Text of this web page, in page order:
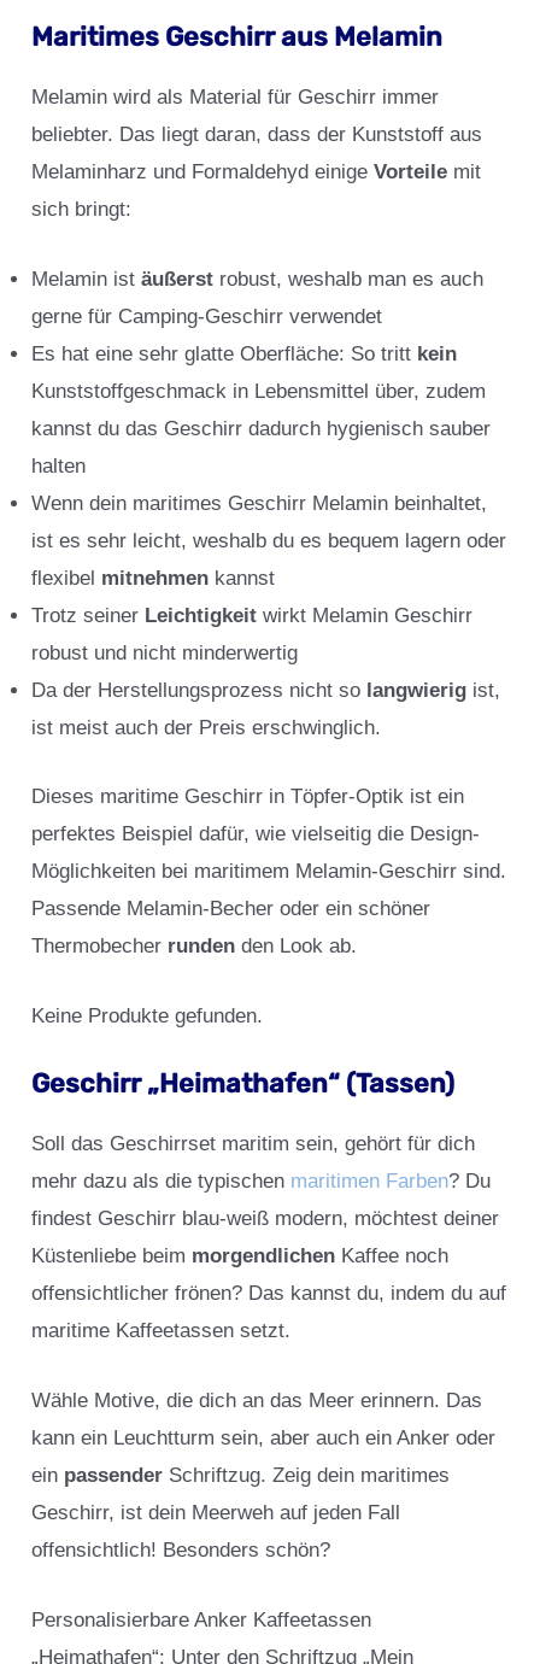
Maritimes Geschirr aus Melamin
Melamin wird als Material für Geschirr immer
beliebter. Das liegt daran, dass der Kunststoff aus
Melaminharz und Formaldehyd einigeVorteile mit
sich bringt:
Melamin istäußerst robust, weshalb man es auch
gerne für Camping-Geschirr verwendet
Es hat eine sehr glatte Oberfläche: So tritt kein
Kunststoffgeschmack in Lebensmittel über, zudem
kannst du das Geschirr dadurch hygienisch sauber
halten
Wenn dein maritimes Geschirr Melamin beinhaltet,
ist es sehr leicht, weshalb du es bequem lagern oder
flexibel mitnehmen kannst
Trotz seiner Leichtigkeitwirkt Melamin Geschirr
robust und nicht minderwertig
Da der Herstellungsprozess nicht so langwierig ist,
ist meist auch der Preis erschwinglich.
Dieses maritime Geschirr in Töpfer-Optik ist ein
perfektes Beispiel dafür, wie vielseitig die Design-
Möglichkeiten bei maritimem Melamin-Geschirr sind.
Passende Melamin-Becher oder ein schöner
Thermobecher runden den Look ab.
Keine Produkte gefunden.
Geschirr „Heimathafen“ (Tassen)
Soll das Geschirrset maritim sein, gehört für dich
mehr dazu als die typischen maritimen Farben? Du
findest Geschirr blau-weiß modern, möchtest deiner
Küstenliebe beim morgendlichen Kaffee noch
offensichtlicher frönen? Das kannst du, indem du auf
maritime Kaffeetassen setzt.
Wähle Motive, die dich an das Meer erinnern. Das
kann ein Leuchtturm sein, aber auch ein Anker oder
ein passender Schriftzug. Zeig dein maritimes
Geschirr, ist dein Meerweh auf jeden Fall
offensichtlich! Besonders schön?
Personalisierbare Anker Kaffeetassen
„Heimathafen“: Unter den Schriftzug „Mein